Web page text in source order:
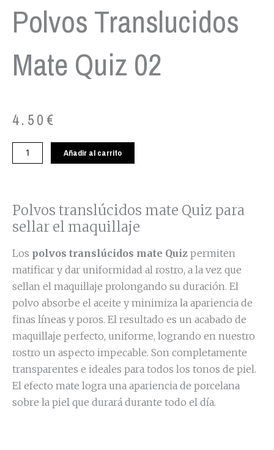
Polvos Translucidos
Mate Quiz 02
4.50 €
Polvos
translucidos
cantidad
Añadir al carrito
Polvos translúcidos mate Quiz para
sellar el maquillaje
Los polvos translúcidos mate Quiz permiten
matificar y dar uniformidad al rostro, a la vez que
sellan el maquillaje prolongando su duración. El
polvo absorbe el aceite y minimiza la apariencia de
finas líneas y poros. El resultado es un acabado de
maquillaje perfecto, uniforme, logrando en nuestro
rostro un aspecto impecable. Son completamente
transparentes e ideales para todos los tonos de piel.
El efecto mate logra una apariencia de porcelana
sobre la piel que durará durante todo el día.